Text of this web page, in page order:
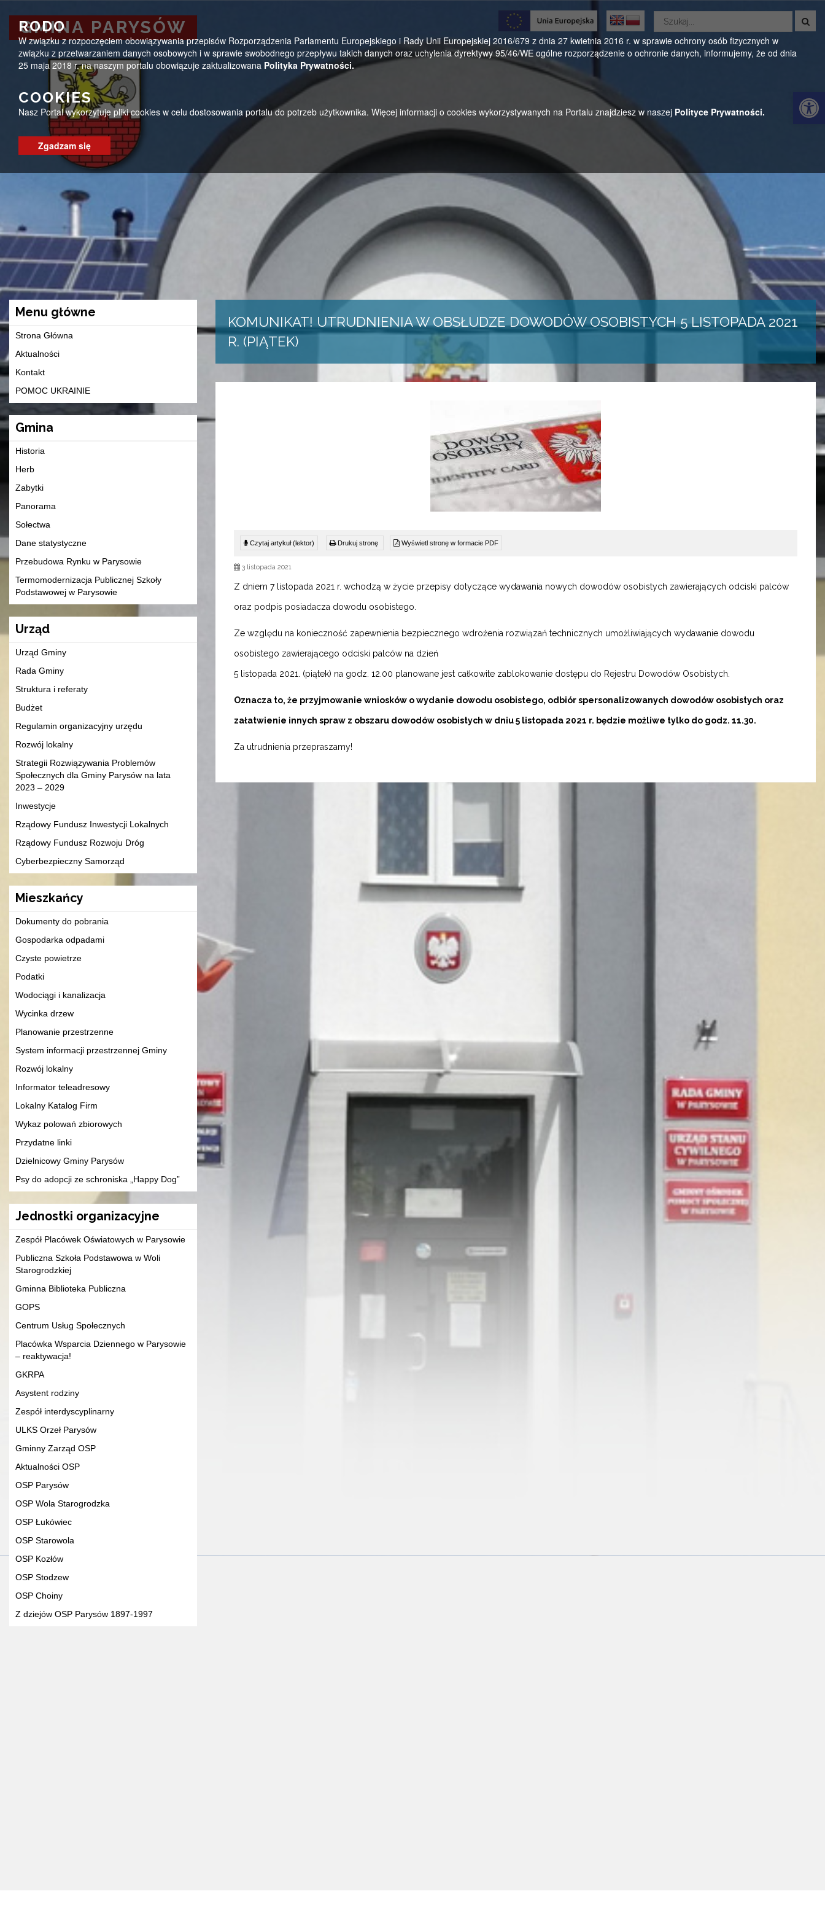
RODO
W związku z rozpoczęciem obowiązywania przepisów Rozporządzenia Parlamentu Europejskiego i Rady Unii Europejskiej 2016/679 z dnia 27 kwietnia 2016 r. w sprawie ochrony osób fizycznych w
związku z przetwarzaniem danych osobowych i w sprawie swobodnego przepływu takich danych oraz uchylenia dyrektywy 95/46/WE ogólne rozporządzenie o ochronie danych, informujemy, że od dnia
25 maja 2018 r. na naszym portalu obowiązuje zaktualizowana Polityka Prywatności.
COOKIES
Nasz Portal wykorzytuje pliki cookies w celu dostosowania portalu do potrzeb użytkownika. Więcej informacji o cookies wykorzystywanych na Portalu znajdziesz w naszej Polityce Prywatności.
Zgadzam się
GMINA PARYSÓW
Oficjalny serwis Gminy Parysów
ul. Kościuszki 28, 08-441 Parysów, mazowieckie
GMINA PARYSÓW
Wyszukaj
serwisie
Menu główne
Strona Główna
Aktualności
Kontakt
POMOC UKRAINIE
Gmina
Historia
Herb
Zabytki
Panorama
Sołectwa
Dane statystyczne
Przebudowa Rynku w Parysowie
Termomodernizacja Publicznej Szkoły
Podstawowej w Parysowie
Urząd
Urząd Gminy
Rada Gminy
Struktura i referaty
Budżet
Regulamin organizacyjny urzędu
Rozwój lokalny
Strategii Rozwiązywania Problemów
Społecznych dla Gminy Parysów na lata
2023 – 2029
Inwestycje
Rządowy Fundusz Inwestycji Lokalnych
Rządowy Fundusz Rozwoju Dróg
Cyberbezpieczny Samorząd
Mieszkańcy
Dokumenty do pobrania
Gospodarka odpadami
Czyste powietrze
Podatki
Wodociągi i kanalizacja
Wycinka drzew
Planowanie przestrzenne
System informacji przestrzennej Gminy
Rozwój lokalny
Informator teleadresowy
Lokalny Katalog Firm
Wykaz polowań zbiorowych
Przydatne linki
Dzielnicowy Gminy Parysów
Psy do adopcji ze schroniska „Happy Dog”
Jednostki organizacyjne
Zespół Placówek Oświatowych w Parysowie
Publiczna Szkoła Podstawowa w Woli
Starogrodzkiej
Gminna Biblioteka Publiczna
GOPS
Centrum Usług Społecznych
Placówka Wsparcia Dziennego w Parysowie
– reaktywacja!
GKRPA
Asystent rodziny
Zespół interdyscyplinarny
ULKS Orzeł Parysów
Gminny Zarząd OSP
Aktualności OSP
OSP Parysów
OSP Wola Starogrodzka
OSP Łukówiec
OSP Starowola
OSP Kozłów
OSP Stodzew
OSP Choiny
Z dziejów OSP Parysów 1897-1997
KOMUNIKAT! UTRUDNIENIA W OBSŁUDZE DOWODÓW OSOBISTYCH 5 LISTOPADA 2021
R. (PIĄTEK)
Czytaj artykuł (lektor) Drukuj stronę Wyświetl stronę w formacie PDF
3 listopada 2021
Z dniem 7 listopada 2021 r. wchodzą w życie przepisy dotyczące wydawania nowych dowodów osobistych zawierających odciski palców
oraz podpis posiadacza dowodu osobistego.
Ze względu na konieczność zapewnienia bezpiecznego wdrożenia rozwiązań technicznych umożliwiających wydawanie dowodu
osobistego zawierającego odciski palców na dzień
5 listopada 2021. (piątek) na godz. 12.00 planowane jest całkowite zablokowanie dostępu do Rejestru Dowodów Osobistych.
Oznacza to, że przyjmowanie wniosków o wydanie dowodu osobistego, odbiór spersonalizowanych dowodów osobistych oraz
załatwienie innych spraw z obszaru dowodów osobistych w dniu 5 listopada 2021 r. będzie możliwe tylko do godz. 11.30.
Za utrudnienia przepraszamy!